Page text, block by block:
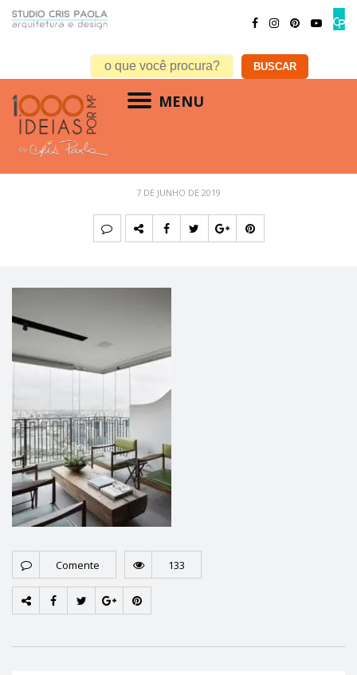
MENU
7 DE JUNHO DE 2019
Comente 133